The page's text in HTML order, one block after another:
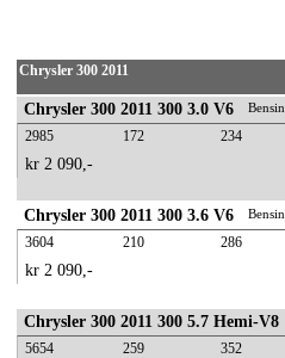
Chrysler 300 2011
Chrysler 300 2011 300 3.0 V6 Bensin
2985 172 234
kr 2 090,-
Chrysler 300 2011 300 3.6 V6 Bensin
3604 210 286
kr 2 090,-
Chrysler 300 2011 300 5.7 Hemi-V8
5654 259 352